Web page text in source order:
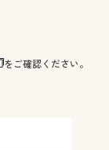
をご確認ください。